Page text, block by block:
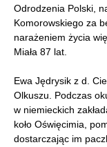
Odrodzenia Polski,
Komorowskiego za
narażeniem życia
Miała 87 lat.
Ewa Jędrysik z d.
Olkuszu. Podczas
w niemieckich
koło Oświęcimia,
dostarczając im